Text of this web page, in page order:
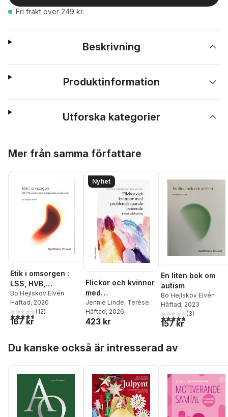
. Fri frakt över 249 kr.
Beskrivning
Produktinformation
Utforska kategorier
Mer från samma författare
Etik i omsorgen :
LSS, HVB,
ungdomsvård,
socialpsykiatri och
äldrevård
Bo Hejlskov Elvén
Häftad, 2020
4,6utav 5 stjärnor. Totalt antal röster:
(12)
167 kr
Nyhet
Flickor och kvinnor
med
problemskapande
beteende - Förstå
och bemöta
Jennie Linde, Terése
Österholm,Bo Hejlskov
Elvén
Häftad, 2026
423 kr
En liten bok om
autism
Bo Hejlskov Elvén
Häftad, 2023
4,7utav 5 stjärnor.
(3)
157 kr
Du kanske också är intresserad av